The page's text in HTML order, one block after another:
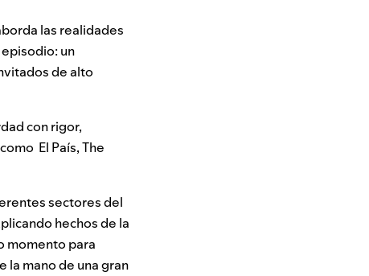
las realidades
un
de alto
con rigor,
El País, The
sectores del
hechos de la
momento para
la mano de una gran